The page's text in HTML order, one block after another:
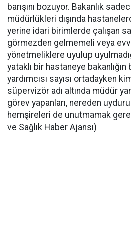
barışını bozuyor. Bakanlık
müdürlükleri dışında
yerine idari birimlerde çalışan
görmezden gelmemeli veya
yönetmeliklere uyulup
yataklı bir hastaneye
yardımcısı sayısı ortadayken
süpervizör adı altında müdür
görev yapanları, nereden
hemşireleri de unutmamak
ve Sağlık Haber Ajansı)